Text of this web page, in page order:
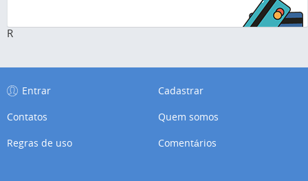
R
Entrar
Cadastrar
Contatos
Quem somos
Regras de uso
Comentários